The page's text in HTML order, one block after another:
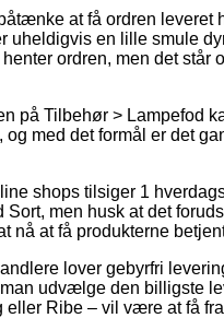
at få ordren
uheldigvis en lille smule
ordren, men det
på Tilbehør > Lampefod
og med det formål er det
shops tilsiger 1
Sort, men husk at det
nå at få produkterne
lover gebyrfri
udvælge den billigste
eller Ribe – vil være at få